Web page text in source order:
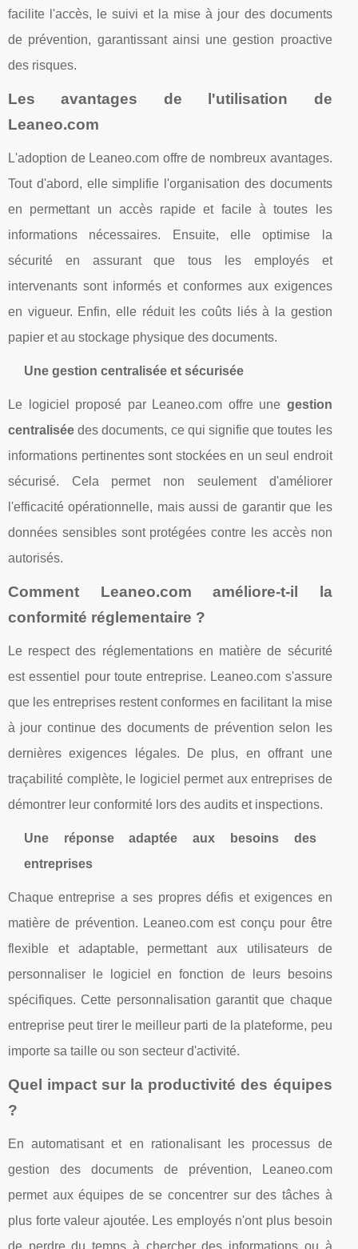
facilite l'accès, le suivi et la mise à jour des documents
de prévention, garantissant ainsi une gestion proactive
des risques.
Les avantages de l'utilisation de
Leaneo.com
L'adoption de Leaneo.com offre de nombreux avantages.
Tout d'abord, elle simplifie l'organisation des documents
en permettant un accès rapide et facile à toutes les
informations nécessaires. Ensuite, elle optimise la
sécurité en assurant que tous les employés et
intervenants sont informés et conformes aux exigences
en vigueur. Enfin, elle réduit les coûts liés à la gestion
papier et au stockage physique des documents.
Une gestion centralisée et sécurisée
Le logiciel proposé par Leaneo.com offre une gestion
centralisée des documents, ce qui signifie que toutes les
informations pertinentes sont stockées en un seul endroit
sécurisé. Cela permet non seulement d'améliorer
l'efficacité opérationnelle, mais aussi de garantir que les
données sensibles sont protégées contre les accès non
autorisés.
Comment Leaneo.com améliore-t-il la
conformité réglementaire ?
Le respect des réglementations en matière de sécurité
est essentiel pour toute entreprise. Leaneo.com s'assure
que les entreprises restent conformes en facilitant la mise
à jour continue des documents de prévention selon les
dernières exigences légales. De plus, en offrant une
traçabilité complète, le logiciel permet aux entreprises de
démontrer leur conformité lors des audits et inspections.
Une réponse adaptée aux besoins des
entreprises
Chaque entreprise a ses propres défis et exigences en
matière de prévention. Leaneo.com est conçu pour être
flexible et adaptable, permettant aux utilisateurs de
personnaliser le logiciel en fonction de leurs besoins
spécifiques. Cette personnalisation garantit que chaque
entreprise peut tirer le meilleur parti de la plateforme, peu
importe sa taille ou son secteur d'activité.
Quel impact sur la productivité des équipes
?
En automatisant et en rationalisant les processus de
gestion des documents de prévention, Leaneo.com
permet aux équipes de se concentrer sur des tâches à
plus forte valeur ajoutée. Les employés n'ont plus besoin
de perdre du temps à chercher des informations ou à